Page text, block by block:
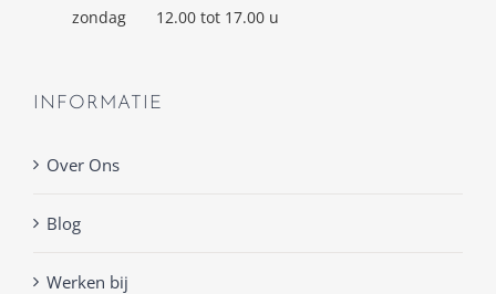
zondag
12.00 tot 17.00 u
INFORMATIE
Over Ons
Blog
Werken bij